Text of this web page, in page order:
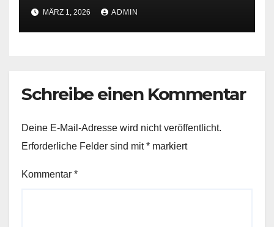
MÄRZ 1, 2026 ADMIN
Schreibe einen Kommentar
Deine E-Mail-Adresse wird nicht veröffentlicht.
Erforderliche Felder sind mit* markiert
Kommentar *